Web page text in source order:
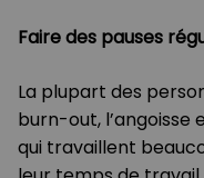
Faire des pauses
La plupart des
burn-out, l’angoisse
qui travaillent